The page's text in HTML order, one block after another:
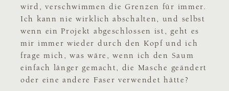
wird, verschwimmen die Grenzen für immer.
Ich kann nie wirklich abschalten, und selbst
wenn ein Projekt abgeschlossen ist, geht es
mir immer wieder durch den Kopf und ich
frage mich, was wäre, wenn ich den Saum
einfach länger gemacht, die Masche geändert
oder eine andere Faser verwendet hätte?